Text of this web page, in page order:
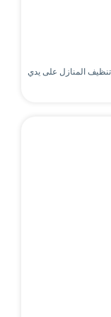
المنازل على يدي